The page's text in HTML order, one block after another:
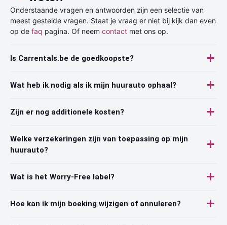
Onderstaande vragen en antwoorden zijn een selectie van
meest gestelde vragen. Staat je vraag er niet bij kijk dan even
op de faq pagina. Of neem contact met ons op.
Is Carrentals.be de goedkoopste?
Wat heb ik nodig als ik mijn huurauto ophaal?
Zijn er nog additionele kosten?
Welke verzekeringen zijn van toepassing op mijn
huurauto?
Wat is het Worry-Free label?
Hoe kan ik mijn boeking wijzigen of annuleren?